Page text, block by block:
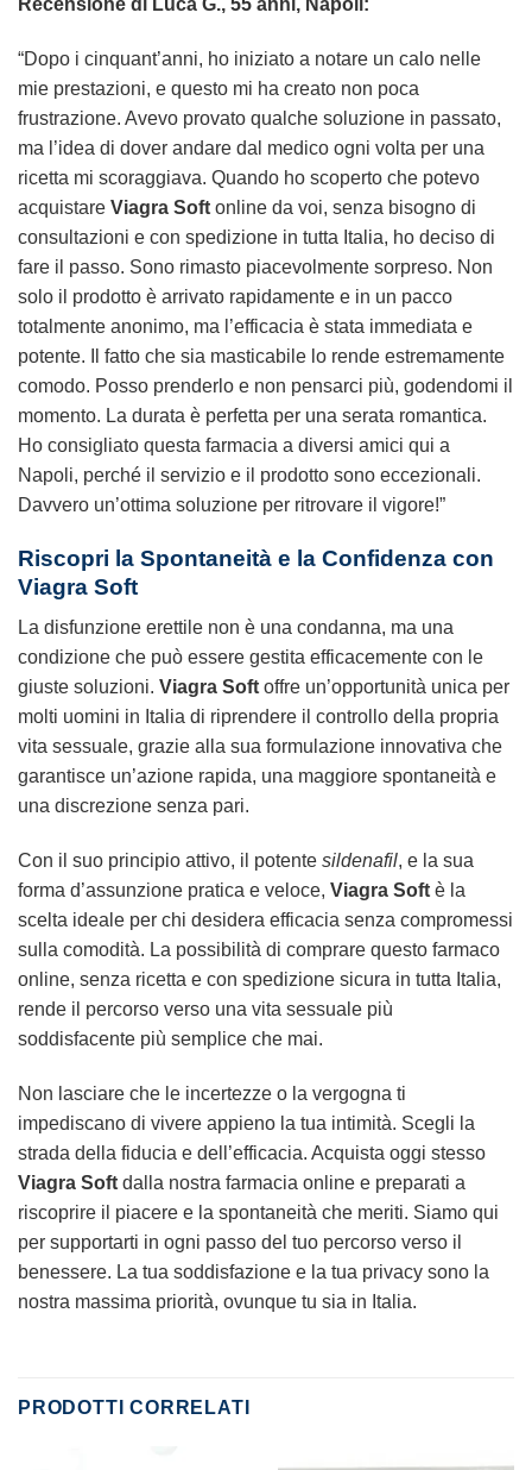
Recensione di Luca G., 55 anni, Napoli:
“Dopo i cinquant’anni, ho iniziato a notare un calo nelle
mie prestazioni, e questo mi ha creato non poca
frustrazione. Avevo provato qualche soluzione in passato,
ma l’idea di dover andare dal medico ogni volta per una
ricetta mi scoraggiava. Quando ho scoperto che potevo
acquistare Viagra Soft online da voi, senza bisogno di
consultazioni e con spedizione in tutta Italia, ho deciso di
fare il passo. Sono rimasto piacevolmente sorpreso. Non
solo il prodotto è arrivato rapidamente e in un pacco
totalmente anonimo, ma l’efficacia è stata immediata e
potente. Il fatto che sia masticabile lo rende estremamente
comodo. Posso prenderlo e non pensarci più, godendomi il
momento. La durata è perfetta per una serata romantica.
Ho consigliato questa farmacia a diversi amici qui a
Napoli, perché il servizio e il prodotto sono eccezionali.
Davvero un’ottima soluzione per ritrovare il vigore!”
Riscopri la Spontaneità e la Confidenza con
Viagra Soft
La disfunzione erettile non è una condanna, ma una
condizione che può essere gestita efficacemente con le
giuste soluzioni. Viagra Soft offre un’opportunità unica per
molti uomini in Italia di riprendere il controllo della propria
vita sessuale, grazie alla sua formulazione innovativa che
garantisce un’azione rapida, una maggiore spontaneità e
una discrezione senza pari.
Con il suo principio attivo, il potente sildenafil, e la sua
forma d’assunzione pratica e veloce, Viagra Soft è la
scelta ideale per chi desidera efficacia senza compromessi
sulla comodità. La possibilità di comprare questo farmaco
online, senza ricetta e con spedizione sicura in tutta Italia,
rende il percorso verso una vita sessuale più
soddisfacente più semplice che mai.
Non lasciare che le incertezze o la vergogna ti
impediscano di vivere appieno la tua intimità. Scegli la
strada della fiducia e dell’efficacia. Acquista oggi stesso
Viagra Soft dalla nostra farmacia online e preparati a
riscoprire il piacere e la spontaneità che meriti. Siamo qui
per supportarti in ogni passo del tuo percorso verso il
benessere. La tua soddisfazione e la tua privacy sono la
nostra massima priorità, ovunque tu sia in Italia.
PRODOTTI CORRELATI